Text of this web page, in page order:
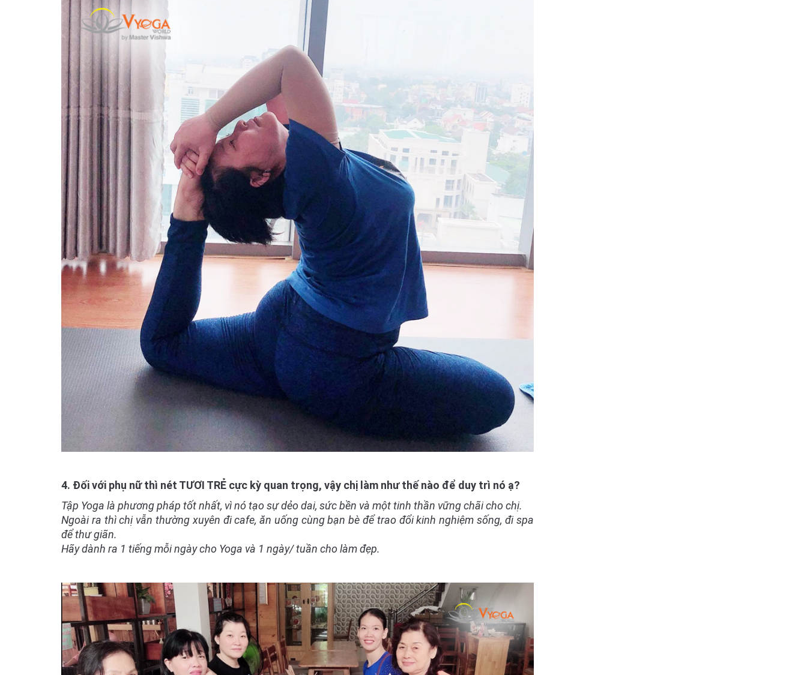
4. Đối với phụ nữ thì nét TƯƠI TRẺ cực kỳ quan trọng, vậy chị làm như thế nào để duy trì nó ạ?
Tập Yoga là phương pháp tốt nhất, vì nó tạo sự dẻo dai, sức bền và một tinh thần vững chãi cho chị.
Ngoài ra thì chị vẫn thường xuyên đi cafe, ăn uống cùng bạn bè để trao đổi kinh nghiệm sống, đi spa
để thư giãn.
Hãy dành ra 1 tiếng mỗi ngày cho Yoga và 1 ngày/ tuần cho làm đẹp.